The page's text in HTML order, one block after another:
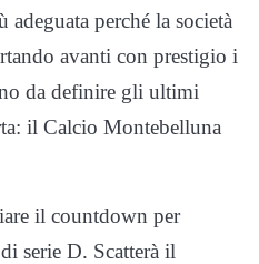
perché la società
avanti con prestigio i
da definire gli ultimi
il Calcio Montebelluna
il countdown per
serie D. Scatterà il